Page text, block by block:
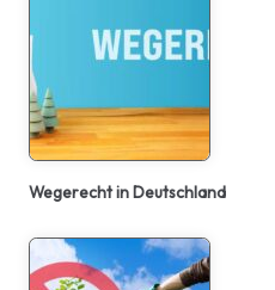
Wegerecht in Deutschland